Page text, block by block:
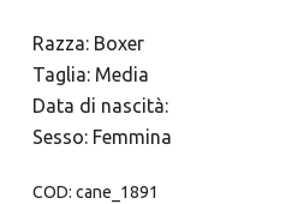
Razza: Boxer
Taglia: Media
Data di nascità:
Sesso: Femmina
COD: cane_1891